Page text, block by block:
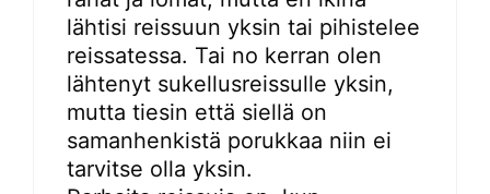
lähtisi reissuun yksin tai pihistelee
reissatessa. Tai no kerran olen
lähtenyt sukellusreissulle yksin,
mutta tiesin että siellä on
samanhenkistä porukkaa niin ei
tarvitse olla yksin.